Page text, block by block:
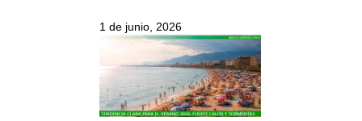
1 de junio, 2026